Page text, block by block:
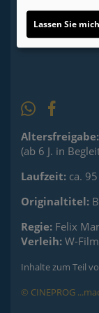
Ticket-
Altersfreigabe:
(ab 6 J. in
Laufzeit: ca.
Originaltitel:
Regie: Felix
Verleih: W-Film
Inhalte zum Teil
© CINEPROG
Lassen Sie